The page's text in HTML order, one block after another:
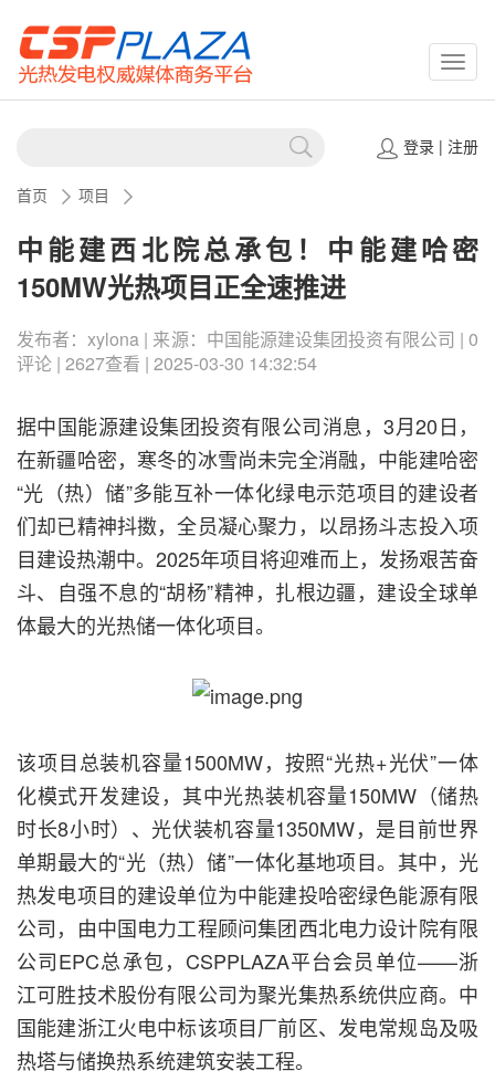
登录| 注册
首页 项目
中能建西北院总承包！中能建哈密
150MW光热项目正全速推进
发布者：xylona | 来源：​中国能源建设集团投资有限公司 | 0
评论 | 2627查看 | 2025-03-30 14:32:54
据中国能源建设集团投资有限公司消息，3月20日，
在新疆哈密，寒冬的冰雪尚未完全消融，中能建哈密
“光（热）储”多能互补一体化绿电示范项目的建设者
们却已精神抖擞，全员凝心聚力，以昂扬斗志投入项
目建设热潮中。2025年项目将迎难而上，发扬艰苦奋
斗、自强不息的“胡杨”精神，扎根边疆，建设全球单
体最大的光热储一体化项目。
该项目总装机容量1500MW，按照“光热+光伏”一体
化模式开发建设，其中光热装机容量150MW（储热
时长8小时）、光伏装机容量1350MW，是目前世界
单期最大的“光（热）储”一体化基地项目。其中，光
热发电项目的建设单位为中能建投哈密绿色能源有限
公司，由中国电力工程顾问集团西北电力设计院有限
公司EPC总承包，CSPPLAZA平台会员单位——浙
江可胜技术股份有限公司为聚光集热系统供应商。中
国能建浙江火电中标该项目厂前区、发电常规岛及吸
热塔与储换热系统建筑安装工程。